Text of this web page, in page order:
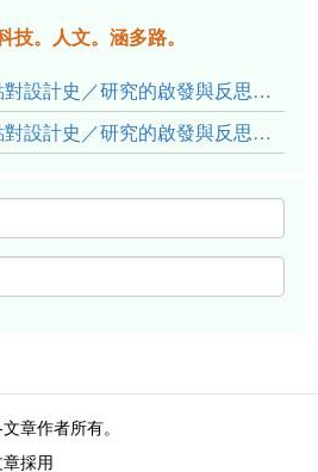
技。人文。涵多路。
看見社會： STS 觀點對設計史／研究的啟發與反思（下）
看見社會： STS 觀點對設計史／研究的啟發與反思（上）
章作者所有。
採用